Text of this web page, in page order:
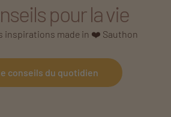
pour la vie
inspirations made in ❤️ Sauthon
conseils du quotidien